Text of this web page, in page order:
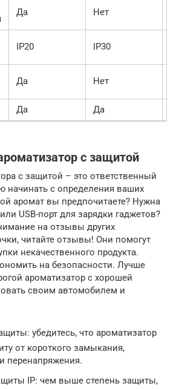
Да Нет
IP20 IP30
Да Нет
Да Да
с защитой
с защитой – это ответственный
начинать с определения ваших
аромат вы предпочитаете? Нужна
USB-порт для зарядки гаджетов?
на отзывы других
читайте отзывы! Они помогут
некачественного продукта.
на безопасности. Лучше
ароматизатор с хорошей
своим автомобилем и
убедитесь, что ароматизатор
от короткого замыкания,
перенапряжения.
IP: чем выше степень защиты,